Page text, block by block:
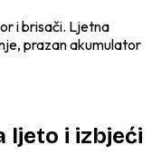
i brisači. Ljetna
prazan akumulator
ljeto i izbjeći